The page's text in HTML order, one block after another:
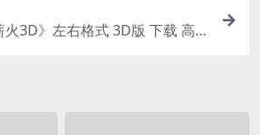
3D》左右格式 3D版 下载 高